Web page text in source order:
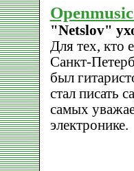
"Netslov"
Для тех, кто
Санкт-
был
стал писать
самых
электронике.